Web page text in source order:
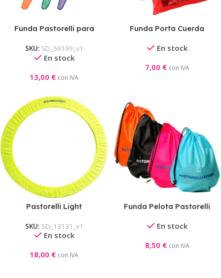
Funda Pastorelli para
SKU: SD_59199_v1
En stock
13,00 € con IVA
Funda Porta Cuerda
En stock
7,00 € con IVA
Pastorelli Light
SKU: SD_13131_v1
En stock
18,00 € con IVA
Funda Pelota Pastorelli
En stock
8,50 € con IVA